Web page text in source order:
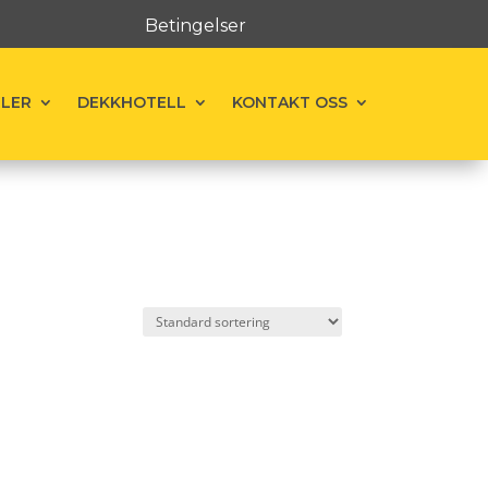
Betingelser
DEKKHOTELL KONTAKT OSS